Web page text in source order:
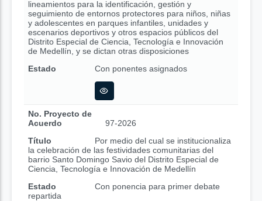
lineamientos para la identificación, gestión y
seguimiento de entornos protectores para niños, niñas
y adolescentes en parques infantiles, unidades y
escenarios deportivos y otros espacios públicos del
Distrito Especial de Ciencia, Tecnología e Innovación
de Medellín, y se dictan otras disposiciones
Estado
Con ponentes asignados
No. Proyecto de
Acuerdo
97-2026
Título
Por medio del cual se institucionaliza
la celebración de las festividades comunitarias del
barrio Santo Domingo Savio del Distrito Especial de
Ciencia, Tecnología e Innovación de Medellín
Estado
Con ponencia para primer debate
repartida